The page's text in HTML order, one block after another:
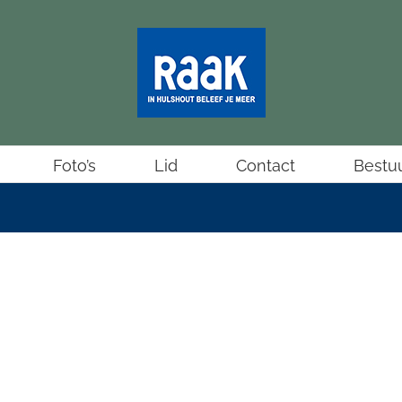
Foto’s Lid Contact